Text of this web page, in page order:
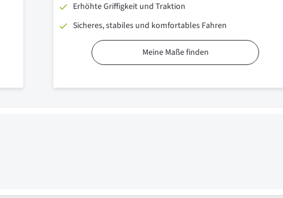
Erhöhte Griffigkeit und Traktion
Sicheres, stabiles und komfortables Fahren
Meine Maße finden